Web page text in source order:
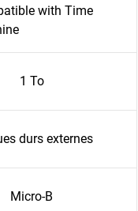
with Time
1 To
durs externes
Micro-B